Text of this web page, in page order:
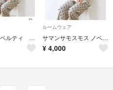
未開封 ノベルティ ルームウェア グレー
ルームウェア
サマンサモスモス ノベルティー ルームウェア おまとめ
¥ 4,000